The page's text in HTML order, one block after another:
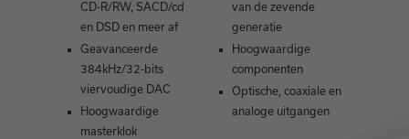
CD-R/RW, SACD/cd
en DSD en meer af
Geavanceerde
384kHz/32-bits
viervoudige DAC
Hoogwaardige
masterklok
van de zevende
generatie
Hoogwaardige
componenten
Optische, coaxiale en
analoge uitgangen